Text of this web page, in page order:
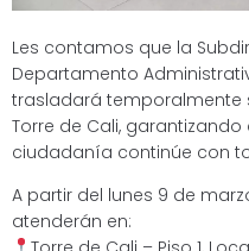
Les contamos que la
Departamento
trasladará temporalmente
Torre de Cali,
ciudadanía continúe con
A partir del lunes 9 de
atenderán en: